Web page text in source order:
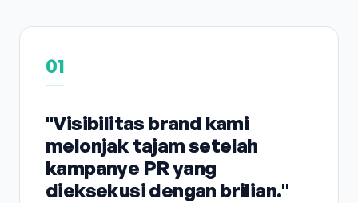
01
"Visibilitas brand kami
melonjak tajam setelah
kampanye PR yang
dieksekusi dengan brilian."